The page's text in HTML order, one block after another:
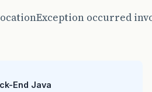
occurred
End Java